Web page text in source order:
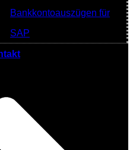
Bankkontoauszügen für
SAP